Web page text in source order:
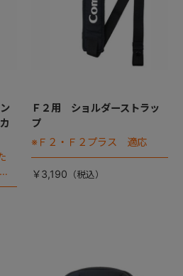
・リクライニングバックル・ヘ
Ｆ２用 ショルダーストラッ
プ
※Ｆ２・Ｆ２プラス 適応
￥3,190